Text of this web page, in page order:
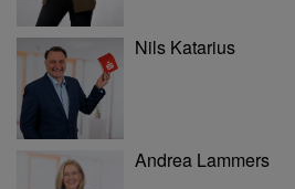
Nils Katarius
Andrea Lammers